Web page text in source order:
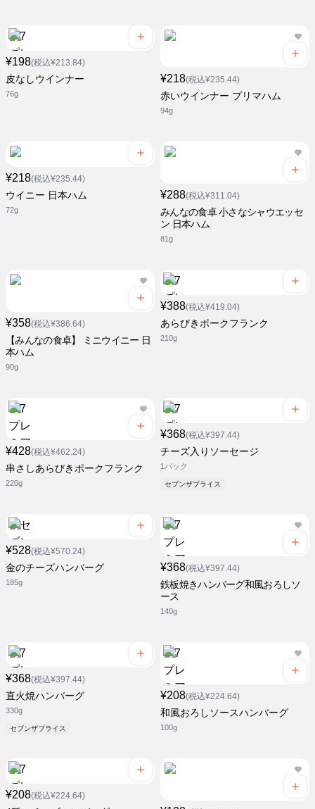
¥198(税込¥213.84)
皮なしウインナー
76g
¥218(税込¥235.44)
赤いウインナー プリマハム
94g
¥218(税込¥235.44)
ウイニー 日本ハム
72g
¥288(税込¥311.04)
みんなの食卓 小さなシャウエッセ
ン 日本ハム
81g
¥358(税込¥386.64)
【みんなの食卓】 ミニウイニー 日
本ハム
90g
¥388(税込¥419.04)
あらびきポークフランク
210g
¥428(税込¥462.24)
串さしあらびきポークフランク
220g
¥368(税込¥397.44)
チーズ入りソーセージ
1パック
セブンザプライス
¥528(税込¥570.24)
金のチーズハンバーグ
185g
¥368(税込¥397.44)
鉄板焼きハンバーグ和風おろしソ
ース
140g
¥368(税込¥397.44)
直火焼ハンバーグ
330g
セブンザプライス
¥208(税込¥224.64)
和風おろしソースハンバーグ
100g
¥208(税込¥224.64)